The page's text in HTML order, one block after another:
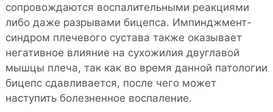
сопровождаются воспалительными реакциями
либо даже разрывами бицепса. Импинджмент-
синдром плечевого сустава также оказывает
негативное влияние на сухожилия двуглавой
мышцы плеча, так как во время данной патологии
бицепс сдавливается, после чего может
наступить болезненное воспаление.